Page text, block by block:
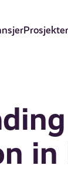
Prosjekter
in